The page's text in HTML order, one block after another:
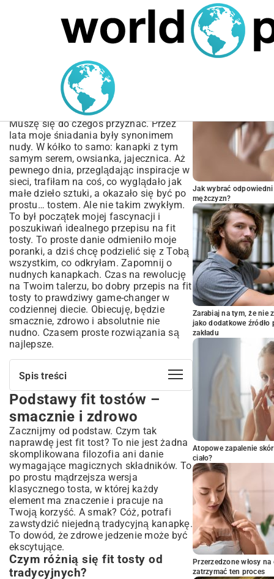
MARIUSZ ŁAMAGA 04.10.2025
Przepis na fit tosty –
zdrowe i szybkie pomysły
na śniadanie
Muszę się do czegoś przyznać. Przez
lata moje śniadania były synonimem
nudy. W kółko to samo: kanapki z tym
samym serem, owsianka, jajecznica. Aż
pewnego dnia, przeglądając inspiracje w
sieci, trafiłam na coś, co wyglądało jak
małe dzieło sztuki, a okazało się być po
prostu… tostem. Ale nie takim zwykłym.
To był początek mojej fascynacji i
poszukiwań idealnego przepisu na fit
tosty. To proste danie odmieniło moje
poranki, a dziś chcę podzielić się z Tobą
wszystkim, co odkryłam. Zapomnij o
nudnych kanapkach. Czas na rewolucję
na Twoim talerzu, bo dobry przepis na fit
tosty to prawdziwy game-changer w
codziennej diecie. Obiecuję, będzie
smacznie, zdrowo i absolutnie nie
nudno. Czasem proste rozwiązania są
najlepsze.
Spis treści
Podstawy fit tostów – smacznie i
zdrowo
Czym różnią się fit tosty od tradycyjnych?
Zalety włączenia fit tostów do diety
Kluczowe składniki na idealne fit tosty
Wybór pieczywa – jakie jest najlepsze?
Źródła białka w fit tostach
Warzywa i owoce – dodatki pełne witamin
Zdrowe tłuszcze i sosy
Przepis na fit tosty – krok po kroku
Klasyczne fit tosty z awokado i jajkiem
Słodka wariacja – tosty z owocami i
twarożkiem
Eksperymentuj z dodatkami – inspiracje na
Podstawy fit tostów –
smacznie i zdrowo
Zacznijmy od podstaw. Czym tak
naprawdę jest fit tost? To nie jest żadna
skomplikowana filozofia ani danie
wymagające magicznych składników. To
po prostu mądrzejsza wersja
klasycznego tosta, w której każdy
element ma znaczenie i pracuje na
Twoją korzyść. A smak? Cóż, potrafi
zawstydzić niejedną tradycyjną kanapkę.
To dowód, że zdrowe jedzenie może być
ekscytujące.
Czym różnią się fit tosty od
tradycyjnych?
Jak wybrać
mężczyzn?
Zarabiaj na tym, że nie
jako dodatkowe
zakładu
Atopowe zapalenie
ciało?
Przerzedzone włosy
zatrzymać ten proces